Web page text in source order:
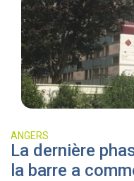
ANGERS
La dernière
la barre a